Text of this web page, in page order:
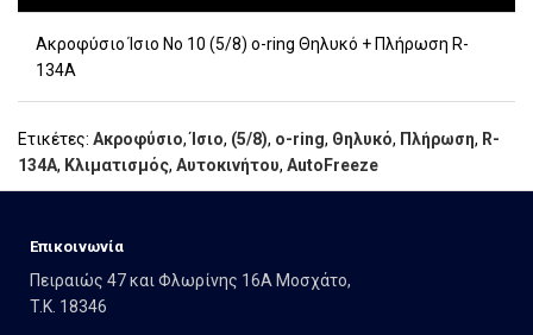
Ακροφύσιο Ίσιο Νο 10 (5/8) o-ring Θηλυκό + Πλήρωση R-
134A
Ετικέτες: Ακροφύσιο,Ίσιο, (5/8), o-ring, Θηλυκό, Πλήρωση, R-
134A, Κλιματισμός, Αυτοκινήτου, AutoFreeze
Eπικοινωνία
Πειραιώς 47 και Φλωρίνης 16Α Μοσχάτο,
T.K. 18346